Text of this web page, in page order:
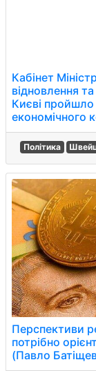
Кабінет
відновлення
Києві пройшло
економічного
Політика
Перспективи
потрібно
(Павло